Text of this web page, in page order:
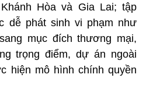
Hòa và Gia Lai; tập
dễ phát sinh vi phạm như
mục đích thương mại,
trọng điểm, dự án ngoài
hiện mô hình chính quyền